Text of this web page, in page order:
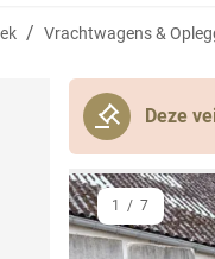
Vrachtwagens &
Deze
1 / 7